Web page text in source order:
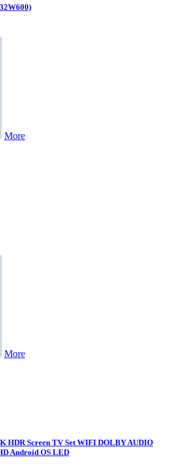
More
More
HDR Screen TV Set WIFI DOLBY AUDIO
Android OS LED